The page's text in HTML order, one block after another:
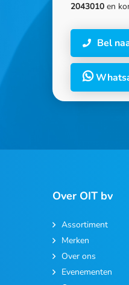
2043010 en
Bel
Over OIT bv
Assortiment
Merken
Over ons
Evenementen